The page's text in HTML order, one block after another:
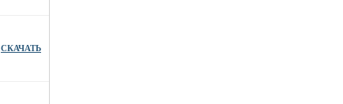
СКАЧАТЬ